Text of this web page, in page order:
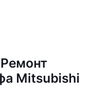
Mitsubishi